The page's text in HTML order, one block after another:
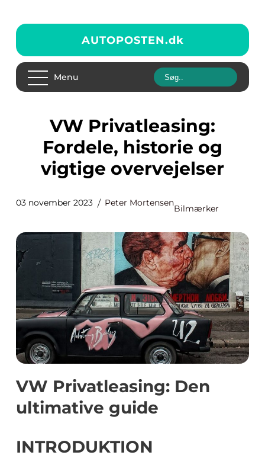
AUTOPOSTEN.dk
Menu
VW Privatleasing:
Fordele, historie og
vigtige overvejelser
03 november 2023 Peter Mortensen
Bilmærker
VW Privatleasing: Den
ultimative guide
INTRODUKTION